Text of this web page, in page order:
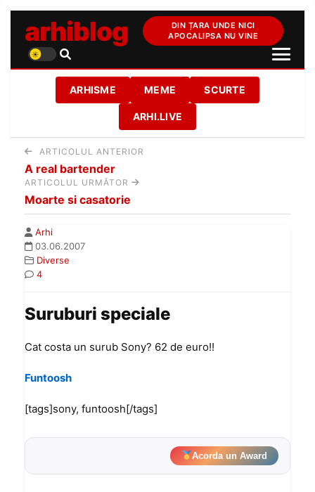
arhiblog
DIN ȚARA UNDE NICI
APOCALIPSA NU VINE
ARHISME MEME SCURTE
ARHI.LIVE
ARTICOLUL ANTERIOR
A real bartender
ARTICOLUL URMĂTOR
Moarte si casatorie
Arhi
03.06.2007
Diverse
4
Suruburi speciale
Cat costa un surub Sony? 62 de euro!!
Funtoosh
[tags]sony, funtoosh[/tags]
Acorda un Award